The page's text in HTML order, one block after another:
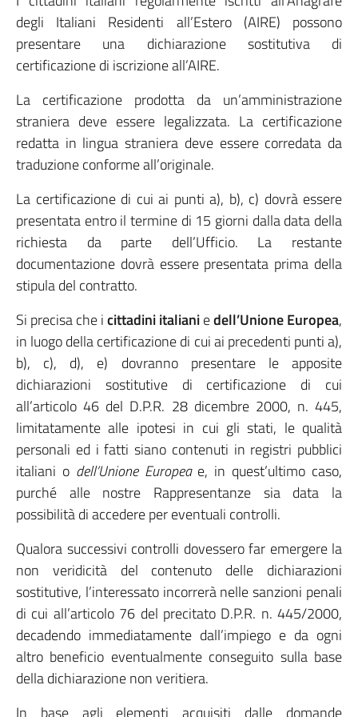
degli Italiani Residenti all’Estero (AIRE) possono
presentare una dichiarazione sostitutiva di
certificazione di iscrizione all’AIRE.
La certificazione prodotta da un’amministrazione
straniera deve essere legalizzata. La certificazione
redatta in lingua straniera deve essere corredata da
traduzione conforme all’originale.
La certificazione di cui ai punti a), b), c) dovrà essere
presentata entro il termine di 15 giorni dalla data della
richiesta da parte dell’Ufficio. La restante
documentazione dovrà essere presentata prima della
stipula del contratto.
Si precisa che icittadini italianiedell’Unione Europea,
in luogo della certificazione di cui ai precedenti punti a),
b), c), d), e) dovranno presentare le apposite
dichiarazioni sostitutive di certificazione di cui
all’articolo 46 del D.P.R. 28 dicembre 2000, n. 445,
limitatamente alle ipotesi in cui gli stati, le qualità
personali ed i fatti siano contenuti in registri pubblici
italiani o dell’Unione Europeae, in quest’ultimo caso,
purché alle nostre Rappresentanze sia data la
possibilità di accedere per eventuali controlli.
Qualora successivi controlli dovessero far emergere la
non veridicità del contenuto delle dichiarazioni
sostitutive, l’interessato incorrerà nelle sanzioni penali
di cui all’articolo 76 del precitato D.P.R. n. 445/2000,
decadendo immediatamente dall’impiego e da ogni
altro beneficio eventualmente conseguito sulla base
della dichiarazione non veritiera.
In base agli elementi acquisiti dalle domande